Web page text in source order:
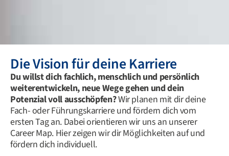
Die Vision für deine Karriere
Du willst dich fachlich, menschlich und persönlich
weiterentwickeln, neue Wege gehen und dein
Potenzial voll ausschöpfen?Wir planen mit dir deine
Fach- oder Führungskarriere und fördern dich vom
ersten Tag an. Dabei orientieren wir uns an unserer
Career Map. Hier zeigen wir dir Möglichkeiten auf und
fördern dich individuell.